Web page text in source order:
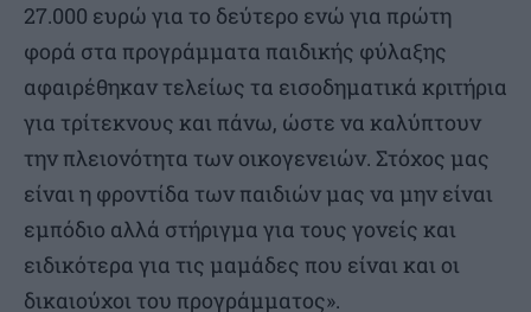
27.000 ευρώ για το δεύτερο ενώ για πρώτη
φορά στα προγράμματα παιδικής φύλαξης
αφαιρέθηκαν τελείως τα εισοδηματικά κριτήρια
για τρίτεκνους και πάνω, ώστε να καλύπτουν
την πλειονότητα των οικογενειών. Στόχος μας
είναι η φροντίδα των παιδιών μας να μην είναι
εμπόδιο αλλά στήριγμα για τους γονείς και
ειδικότερα για τις μαμάδες που είναι και οι
δικαιούχοι του προγράμματος».